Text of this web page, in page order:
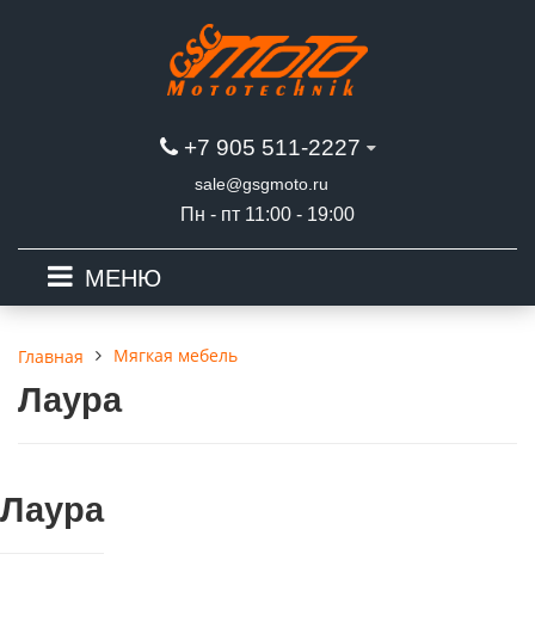
+7 905 511-2227
sale@gsgmoto.ru
Пн - пт 11:00 - 19:00
МЕНЮ
Главная Мягкая мебель
Лаура
Лаура